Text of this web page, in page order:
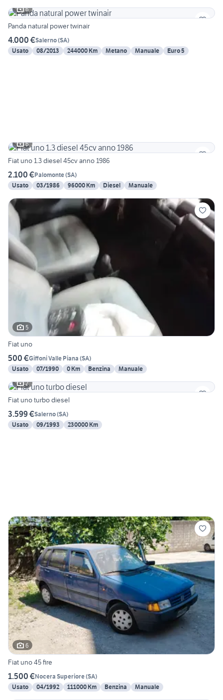
6
Panda natural power twinair
4.000 €Salerno(SA)
Usato
08/2013 244000 Km Metano Manuale Euro 5
6
Fiat uno 1.3 diesel 45cv anno 1986
2.100 €Palomonte(SA)
Usato
03/1986 96000 Km Diesel Manuale
5
Fiat uno
500 €Giffoni Valle Piana (SA)
Usato
07/1990 0 Km Benzina
Manuale
2
Fiat uno turbo diesel
3.599 €Salerno(SA)
Usato
09/1993 230000 Km
6
Fiat uno 45 fire
1.500 €Nocera Superiore(SA)
Usato
04/1992 111000 Km Benzina Manuale